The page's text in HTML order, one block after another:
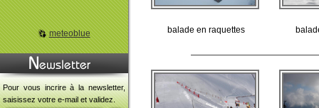
meteoblue
Pour vous incrire à la newsletter,
saisissez votre e-mail et validez.
balade en raquettes